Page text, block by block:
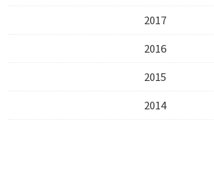
2017
2016
2015
2014